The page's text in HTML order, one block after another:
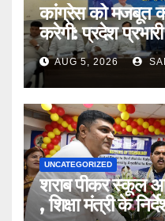
कांग्रेस को मजबूत
करेगी: प्रदेश
AUG 5, 2026
UNCATEGORIZED
शराब पीकर स्कूल
, शिक्षा मंत्री के